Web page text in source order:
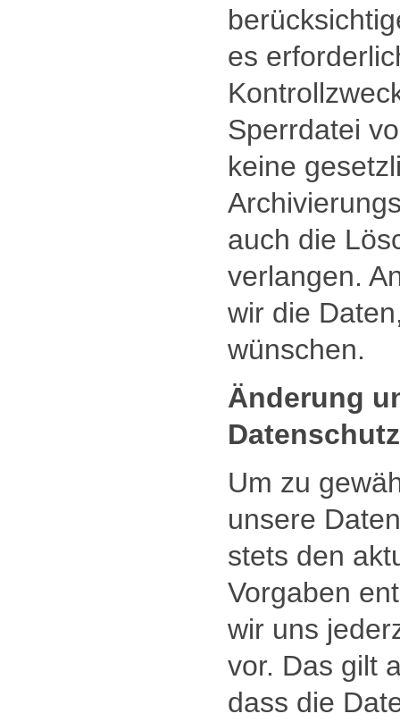
es
Sperrdatei
keine
auch die
verlangen.
wir die
wünschen.
Änderung
Um zu
unsere
stets den
Vorgaben
wir uns
vor. Das gilt
dass die